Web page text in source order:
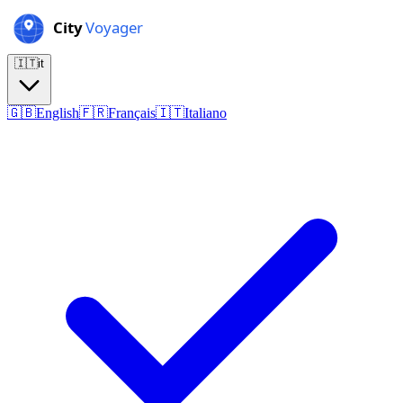
🇮🇹it
🇬🇧English🇫🇷Français🇮🇹Italiano